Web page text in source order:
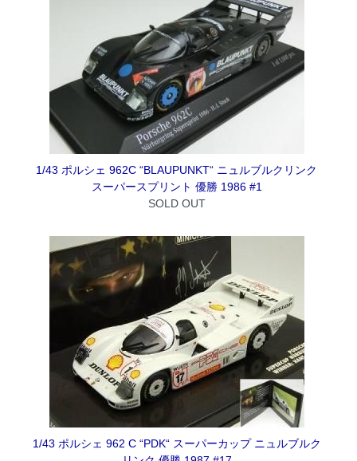
1/43 ポルシェ 962C “BLAUPUNKT“ ニュルブルクリンク
スーパースプリント 優勝 1986 #1
SOLD OUT
1/43 ポルシェ 962 C “PDK“ スーパーカップ ニュルブルク